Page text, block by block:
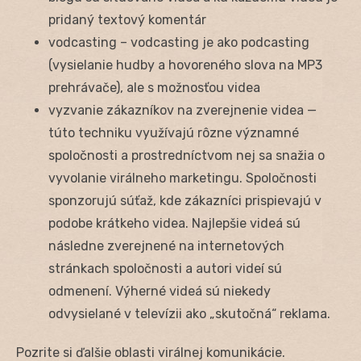
pridaný textový komentár
vodcasting – vodcasting je ako podcasting
(vysielanie hudby a hovoreného slova na MP3
prehrávače), ale s možnosťou videa
vyzvanie zákazníkov na zverejnenie videa —
túto techniku využívajú rôzne významné
spoločnosti a prostredníctvom nej sa snažia o
vyvolanie virálneho marketingu. Spoločnosti
sponzorujú súťaž, kde zákazníci prispievajú v
podobe krátkeho videa. Najlepšie videá sú
následne zverejnené na internetových
stránkach spoločnosti a autori videí sú
odmenení. Výherné videá sú niekedy
odvysielané v televízii ako „skutočná“ reklama.
Pozrite si ďalšie oblasti virálnej komunikácie.